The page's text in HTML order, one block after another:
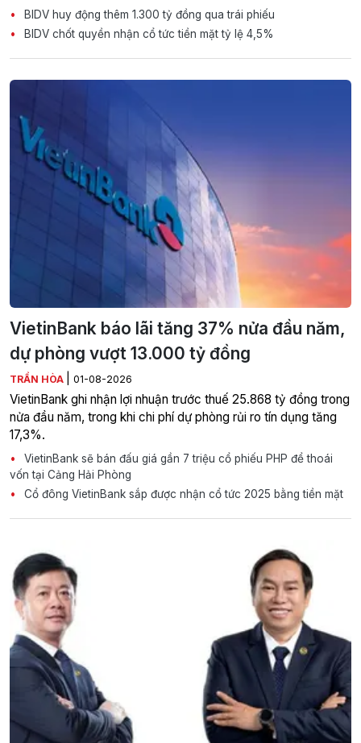
BIDV huy động thêm 1.300 tỷ đồng qua trái phiếu
BIDV chốt quyền nhận cổ tức tiền mặt tỷ lệ 4,5%
VietinBank báo lãi tăng 37% nửa đầu năm,
dự phòng vượt 13.000 tỷ đồng
TRẦN HÒA 01-08-2026
VietinBank ghi nhận lợi nhuận trước thuế 25.868 tỷ đồng trong
nửa đầu năm, trong khi chi phí dự phòng rủi ro tín dụng tăng
17,3%.
VietinBank sẽ bán đấu giá gần 7 triệu cổ phiếu PHP để thoái
vốn tại Cảng Hải Phòng
Cổ đông VietinBank sắp được nhận cổ tức 2025 bằng tiền mặt